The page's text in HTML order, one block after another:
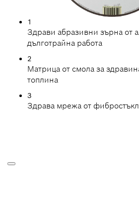
1
Здрави абразивни зърна от
дълготрайна работа
2
Матрица от смола за
топлина
3
Здрава мрежа от